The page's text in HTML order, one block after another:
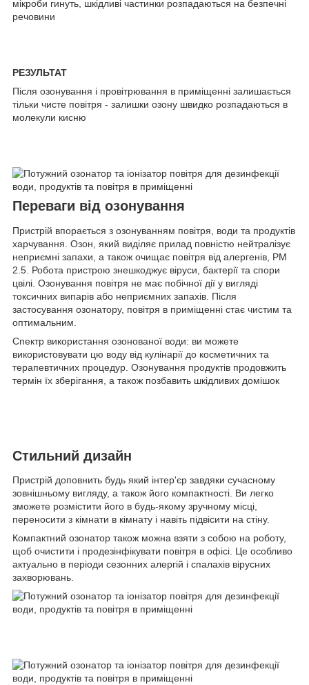
мікроби гинуть, шкідливі частинки розпадаються на безпечні
речовини
РЕЗУЛЬТАТ
Після озонування і провітрювання в приміщенні залишається
тільки чисте повітря - залишки озону швидко розпадаються в
молекули кисню
Переваги від озонування
Пристрій впорається з озонуванням повітря, води та продуктів
харчування. Озон, який виділяє прилад повністю нейтралізує
неприємні запахи, а також очищає повітря від алергенів, PM
2.5. Робота пристрою знешкоджує віруси, бактерії та спори
цвілі. Озонування повітря не має побічної дії у вигляді
токсичних випарів або неприємних запахів. Після
застосування озонатору, повітря в приміщенні стає чистим та
оптимальним.
Спектр використання озонованої води: ви можете
використовувати цю воду від кулінарії до косметичних та
терапевтичних процедур. Озонування продуктів продовжить
термін їх зберігання, а також позбавить шкідливих домішок
Стильний дизайн
Пристрій доповнить будь який інтер'єр завдяки сучасному
зовнішньому вигляду, а також його компактності. Ви легко
зможете розмістити його в будь-якому зручному місці,
переносити з кімнати в кімнату і навіть підвісити на стіну.
Компактний озонатор також можна взяти з собою на роботу,
щоб очистити і продезінфікувати повітря в офісі. Це особливо
актуально в періоди сезонних алергій і спалахів вірусних
захворювань.